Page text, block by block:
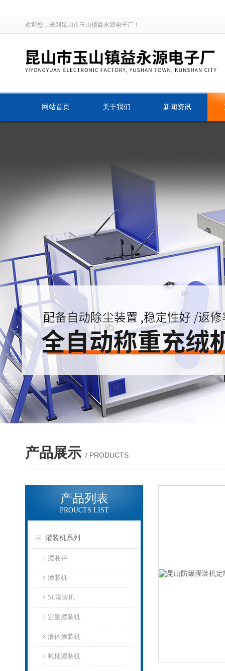
欢迎您，来到昆山市玉山镇益永源电子厂！
网站首页 关于我们 新闻资讯
产品展示 / PRODUCTS
产品列表
PROUCTS LIST
灌装机系列
灌装秤
灌装机
5L灌装机
定量灌装机
液体灌装机
吨桶灌装机